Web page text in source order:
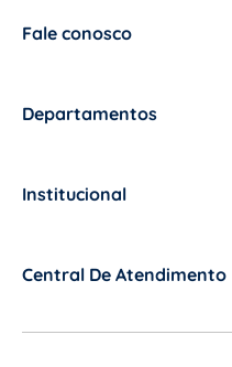
Fale conosco
Departamentos
Institucional
Central De Atendimento